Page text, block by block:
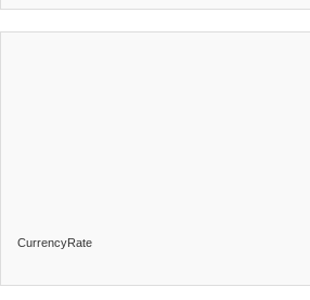
CurrencyRate